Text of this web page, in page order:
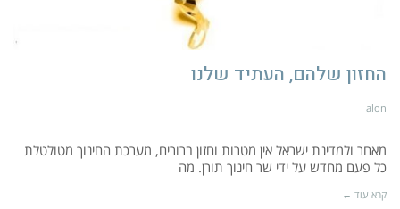
החזון שלהם, העתיד שלנו
alon
מאחר ולמדינת ישראל אין מטרות וחזון ברורים, מערכת החינוך מטולטלת
כל פעם מחדש על ידי שר חינוך תורן. מה
קרא עוד ←